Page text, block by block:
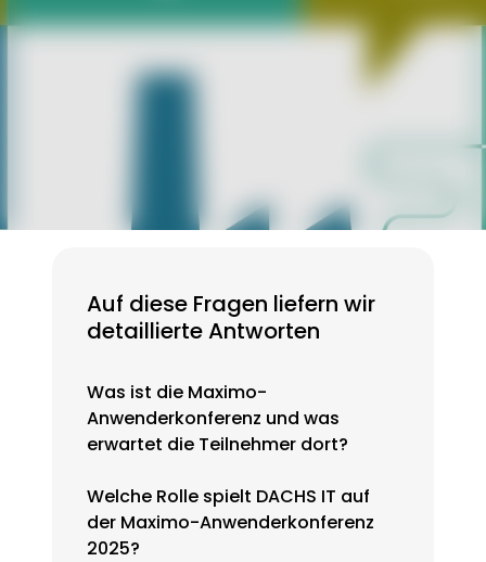
und Maximo 8 zeigt live, wie
Technologie das Upgrade erleichtert.
Auf diese Fragen liefern wir
detaillierte Antworten
Was ist die Maximo-
Anwenderkonferenz und was
erwartet die Teilnehmer dort?
Welche Rolle spielt DACHS IT auf
der Maximo-Anwenderkonferenz
2025?